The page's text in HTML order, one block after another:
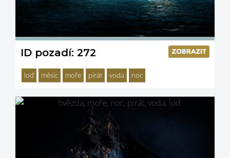
ID pozadí: 272
loď měsíc moře pirát voda noc